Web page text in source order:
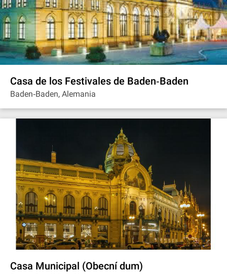
Casa de los Festivales de Baden‐Baden
Baden‐Baden, Alemania
Casa Municipal (Obecní dum)